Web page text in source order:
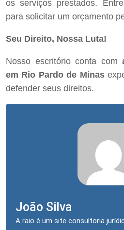
os serviços prestados.
para solicitar um orçamento
Seu Direito, Nossa Luta!
Nosso escritório conta com
em Rio Pardo de Minas
defender seus direitos.
João Silva
A raio é um site consultoria